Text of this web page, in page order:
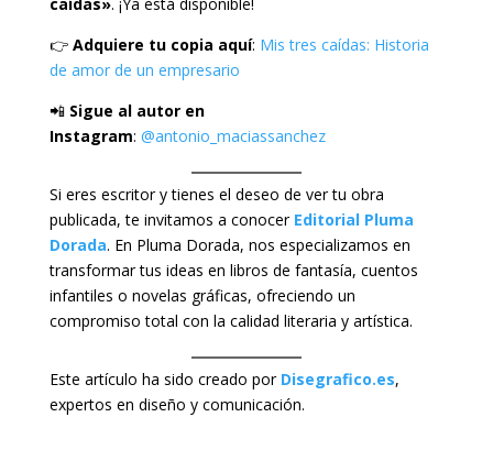
👉 Adquiere tu copia aquí: Mis tres caídas: Historia
de amor de un empresario
📲 Sigue al autor en
Instagram: @antonio_maciassanchez
Si eres escritor y tienes el deseo de ver tu obra
publicada, te invitamos a conocer Editorial Pluma
Dorada. En Pluma Dorada, nos especializamos en
transformar tus ideas en libros de fantasía, cuentos
infantiles o novelas gráficas, ofreciendo un
compromiso total con la calidad literaria y artística.
Este artículo ha sido creado por Disegrafico.es,
expertos en diseño y comunicación.